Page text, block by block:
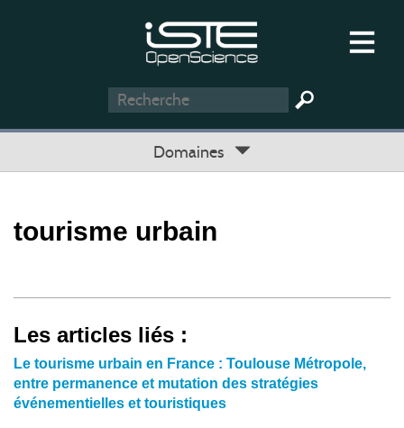
Domaines
tourisme urbain
Les articles liés :
Le tourisme urbain en France : Toulouse Métropole,
entre permanence et mutation des stratégies
événementielles et touristiques